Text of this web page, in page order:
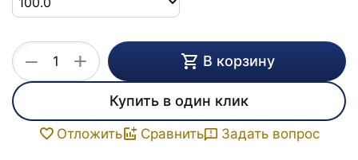
+
− В корзину
Купить в один клик
Отложить Сравнить Задать вопрос